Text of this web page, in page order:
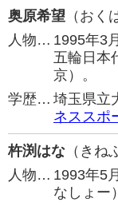
奥原希望 （おく
人物… 1995年3
五輪日本
京）。
学歴… 埼玉県立
ネススポ
杵渕はな （きね
人物… 1993年5
なしょー